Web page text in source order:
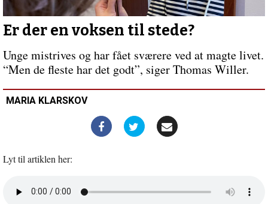
siden
af?
Er der en voksen til stede?
Unge mistrives og har fået sværere ved at magte livet.
“Men de fleste har det godt”, siger Thomas Willer.
MARIA KLARSKOV
Lyt til artiklen her: